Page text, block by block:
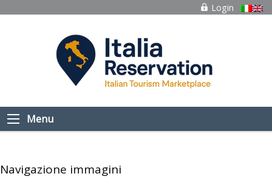
Login
Menu
Navigazione immagini